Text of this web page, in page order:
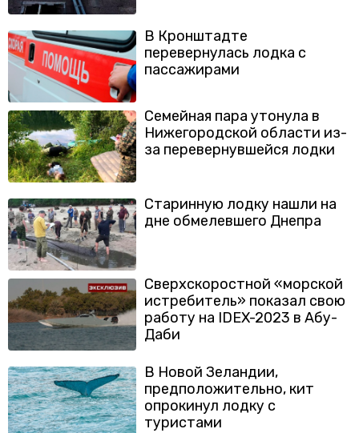
В Кронштадте
перевернулась лодка с
пассажирами
Семейная пара утонула в
Нижегородской области из-
за перевернувшейся лодки
Старинную лодку нашли на
дне обмелевшего Днепра
Сверхскоростной «морской
истребитель» показал свою
работу на IDEX-2023 в Абу-
Даби
В Новой Зеландии,
предположительно, кит
опрокинул лодку с
туристами